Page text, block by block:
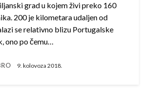
grad u kojem živi preko 160
200 je kilometara udaljen od
se relativno blizu Portugalske
ono po čemu…
9. kolovoza 2018.